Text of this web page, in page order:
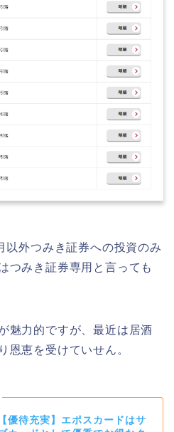
以外つみき証券への投資のみ
つみき証券専用と言っても
魅力的ですが、最近は居酒
恩恵を受けていせん。
【優待充実】エポスカードはサ